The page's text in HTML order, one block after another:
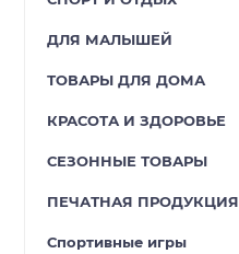
ДЛЯ МАЛЫШЕЙ
ТОВАРЫ ДЛЯ ДОМА
КРАСОТА И ЗДОРОВЬЕ
СЕЗОННЫЕ ТОВАРЫ
ПЕЧАТНАЯ ПРОДУКЦИЯ
Спортивные игры